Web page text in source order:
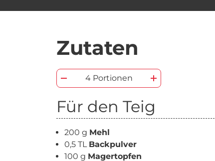
Zutaten
4 Portionen
Für den Teig
200 g Mehl
0,5 TL Backpulver
100 g Magertopfen